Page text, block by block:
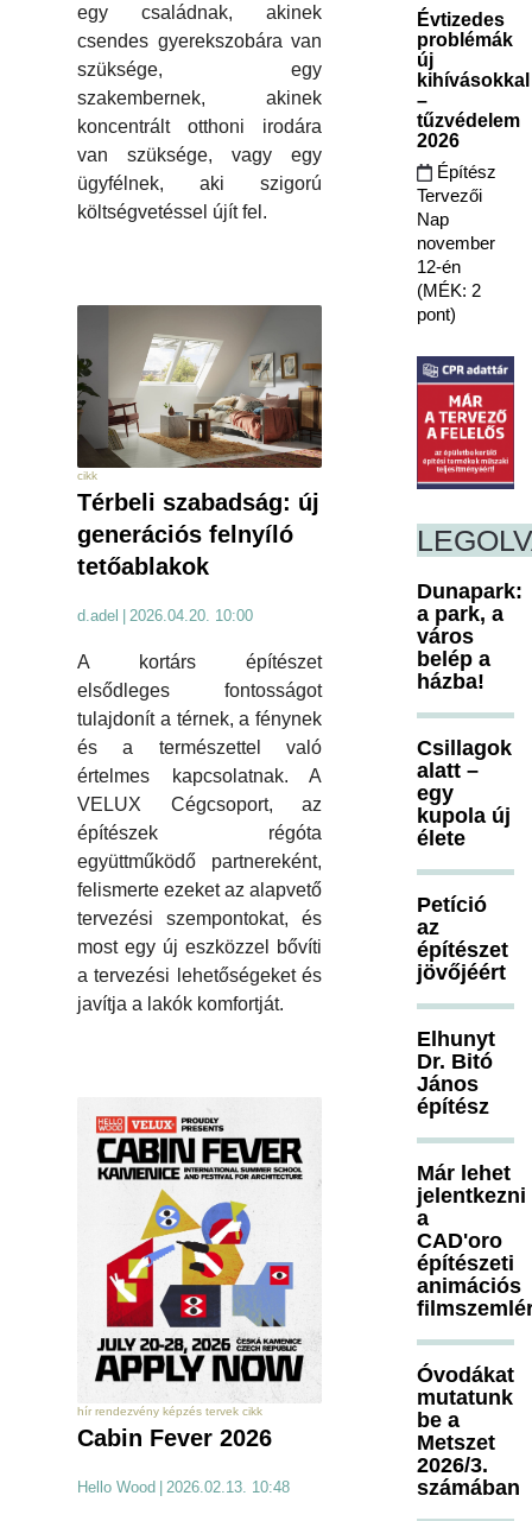
egy családnak, akinek
csendes gyerekszobára van
szüksége, egy
szakembernek, akinek
koncentrált otthoni irodára
van szüksége, vagy egy
ügyfélnek, aki szigorú
költségvetéssel újít fel.
cikk
Térbeli szabadság: új
generációs felnyíló
tetőablakok
d.adel 2026.04.20. 10:00
A kortárs építészet
elsődleges fontosságot
tulajdonít a térnek, a fénynek
és a természettel való
értelmes kapcsolatnak. A
VELUX Cégcsoport, az
építészek régóta
együttműködő partnereként,
felismerte ezeket az alapvető
tervezési szempontokat, és
most egy új eszközzel bővíti
a tervezési lehetőségeket és
javítja a lakók komfortját.
hír rendezvény képzés tervek cikk
Cabin Fever 2026
Hello Wood | 2026.02.13. 10:48
Évtizedes
problémák
új
kihívásokkal
–
tűzvédelem
2026
Építész
Tervezői
Nap
november
12-én
(MÉK: 2
pont)
Dunapark:
a park, a
város
belép a
házba!
Csillagok
alatt –
egy
kupola új
élete
Petíció
az
építészet
jövőjéért
Elhunyt
Dr. Bitó
János
építész
Már lehet
jelentkezni
a
CAD'oro
építészeti
animációs
Óvodákat
mutatunk
be a
Metszet
2026/3.
számában